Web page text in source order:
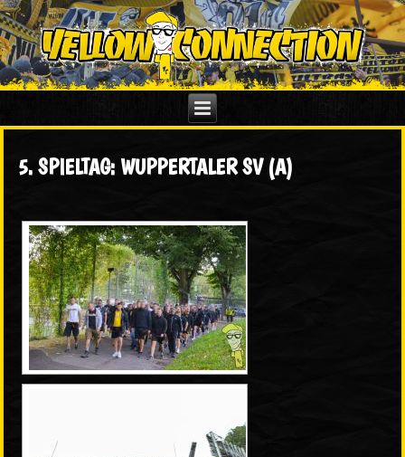
5. SPIELTAG: WUPPERTALER SV (A)